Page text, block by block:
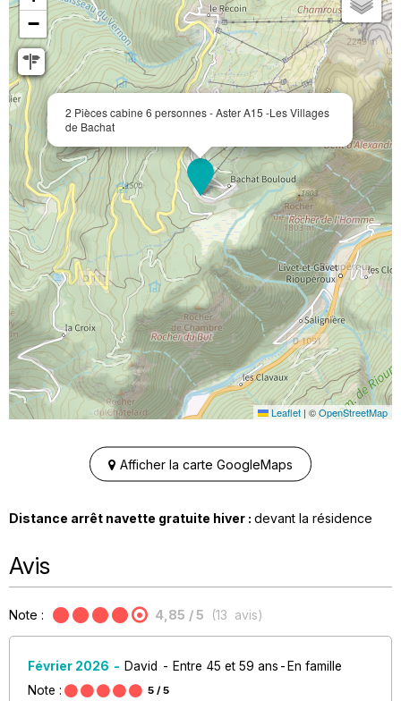
2 Pièces cabine 6 personnes - Aster A15 -Les Villages
de Bachat
−
Leaflet | ©OpenStreetMap
Afficher la carte GoogleMaps
Distance arrêt navette gratuite hiver : devant la résidence
Avis
Note : 4,85 / 5 (13 avis)
Février 2026 David Entre 45 et 59 ans
En famille
Note :
5 / 5